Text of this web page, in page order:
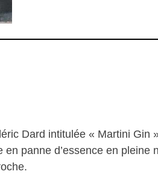
Dard intitulée « Martini Gin
en panne d’essence en pleine